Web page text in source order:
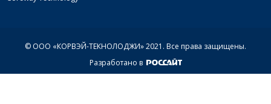
© ООО «КОРВЭЙ-ТЕКНОЛОДЖИ» 2021. Все права защищены.
Разработано в